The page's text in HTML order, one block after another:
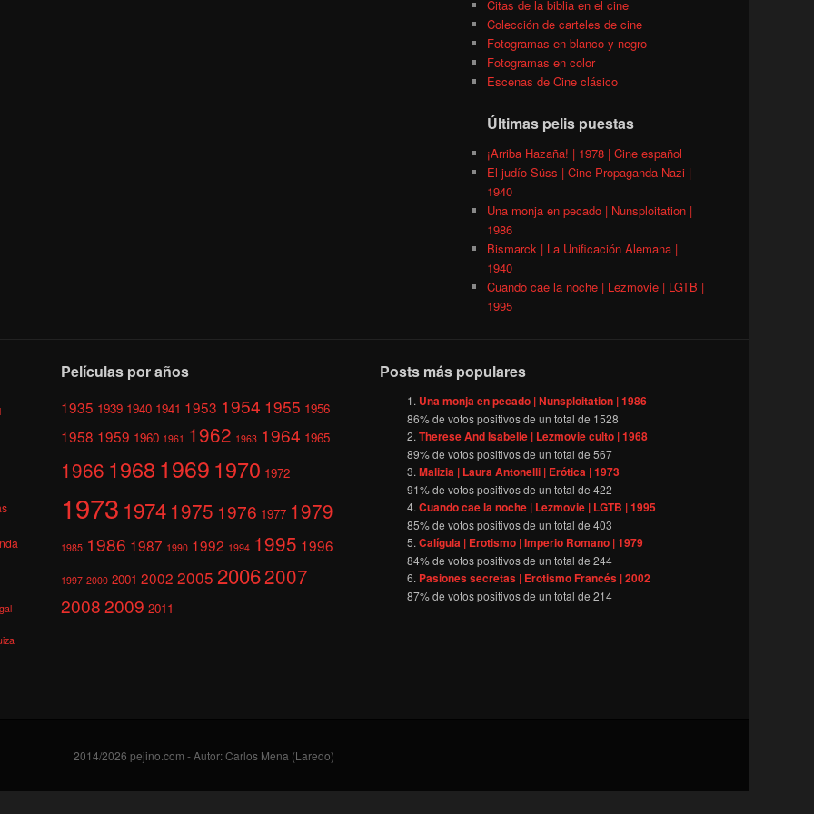
Citas de la biblia en el cine
Colección de carteles de cine
Fotogramas en blanco y negro
Fotogramas en color
Escenas de Cine clásico
Últimas pelis puestas
¡Arriba Hazaña! | 1978 | Cine español
El judío Süss | Cine Propaganda Nazi |
1940
Una monja en pecado | Nunsploitation |
1986
Bismarck | La Unificación Alemana |
1940
Cuando cae la noche | Lezmovie | LGTB |
1995
Películas por años
1935 1939 1940 1941 1953 1954 1955 1956
1958 1959 1960 1961 1962 1963 1964 1965
1966 1968 1969 1970 1972
1973 1974 1975 1976 1977 1979
1985 1986 1987 1990 1992 1994 1995 1996
1997 2000 2001 2002 2005 20062007
20082009 2011
Posts más populares
Una monja en pecado | Nunsploitation | 1986
86% de votos positivos de un total de 1528
Therese And Isabelle | Lezmovie culto | 1968
89% de votos positivos de un total de567
Malizia | Laura Antonelli | Erótica | 1973
91% de votos positivos de un total de422
Cuando cae la noche | Lezmovie | LGTB | 1995
85% de votos positivos de un total de403
Calígula | Erotismo | Imperio Romano | 1979
84% de votos positivos de un total de244
Pasiones secretas | Erotismo Francés | 2002
87% de votos positivos de un total de214
2014/2026 pejino.com - Autor: Carlos Mena (Laredo)